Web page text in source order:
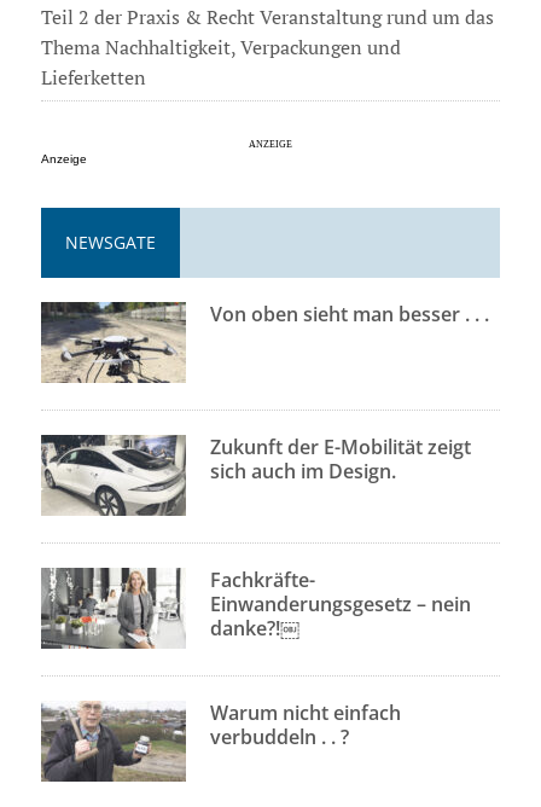
Teil 2 der Praxis & Recht Veranstaltung rund um das
Thema Nachhaltigkeit, Verpackungen und
Lieferketten
Anzeige
NEWSGATE
Von oben sieht man besser . . .
Zukunft der E-Mobilität zeigt
sich auch im Design.
Fachkräfte-
Einwanderungsgesetz – nein
danke?!￼
Warum nicht einfach
verbuddeln . . ?